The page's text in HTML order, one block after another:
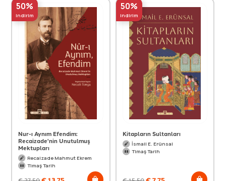
50%
indirim
Nur-ı Aynım Efendim:
Recaizade'nin Unutulmuş
Mektupları
Recaizade Mahmut Ekrem
Timaş Tarih
50%
indirim
Kitapların Sultanları
İsmail E. Erünsal
Timaş Tarih